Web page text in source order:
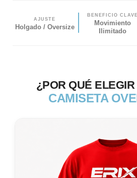
AJUSTE
Holgado / Oversize
BENEFICIO CLAVE
Movimiento
Ilimitado
¿POR QUÉ
CAMISETA